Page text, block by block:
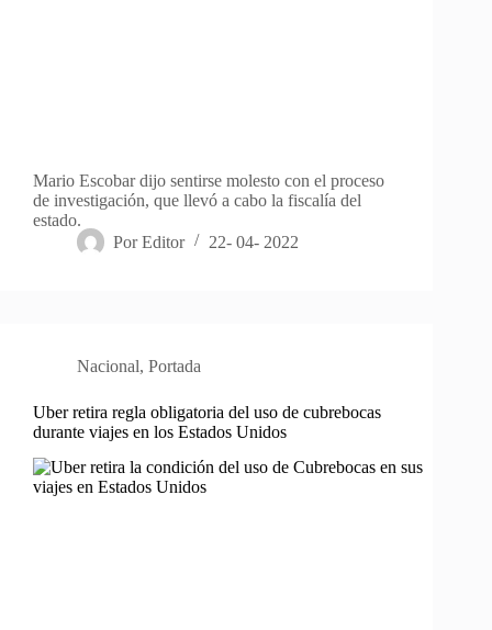
Mario Escobar dijo sentirse molesto con el proceso
de investigación, que llevó a cabo la fiscalía del
estado.
Por Editor 22- 04- 2022
Nacional, Portada
Uber retira regla obligatoria del uso de cubrebocas
durante viajes en los Estados Unidos